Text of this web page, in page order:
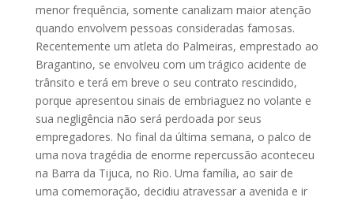
menor frequência, somente canalizam maior atenção
quando envolvem pessoas consideradas famosas.
Recentemente um atleta do Palmeiras, emprestado ao
Bragantino, se envolveu com um trágico acidente de
trânsito e terá em breve o seu contrato rescindido,
porque apresentou sinais de embriaguez no volante e
sua negligência não será perdoada por seus
empregadores. No final da última semana, o palco de
uma nova tragédia de enorme repercussão aconteceu
na Barra da Tijuca, no Rio. Uma família, ao sair de
uma comemoração, decidiu atravessar a avenida e ir